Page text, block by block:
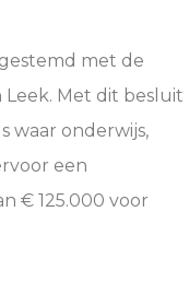
met de
Met dit besluit
waar onderwijs,
een
€ 125.000 voor